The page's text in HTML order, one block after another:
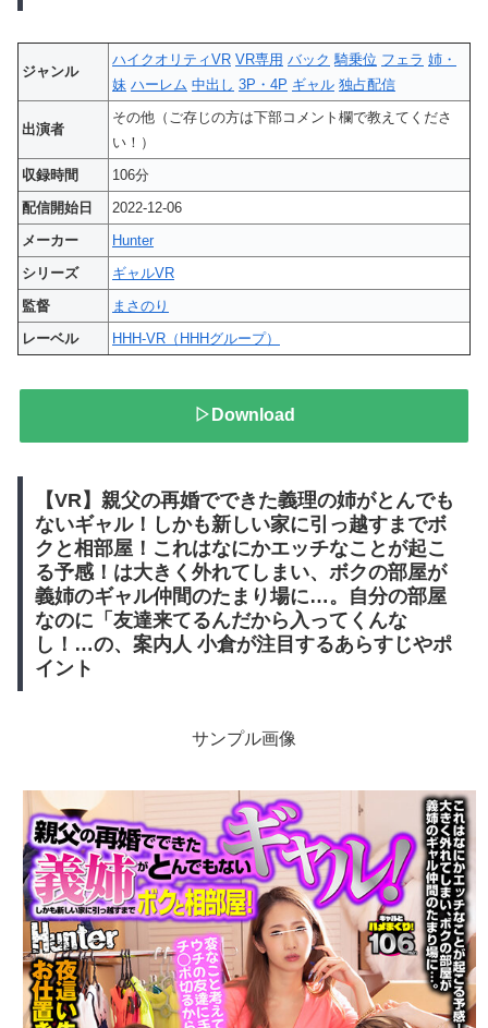
ジャンル
ハイクオリティVR VR専用 バック 騎乗位 フェラ 姉・
妹 ハーレム 中出し 3P・4P ギャル 独占配信
出演者
その他（ご存じの方は下部コメント欄で教えてくださ
い！）
収録時間
106分
配信開始日
2022-12-06
メーカー
Hunter
シリーズ
ギャルVR
監督
まさのり
レーベル
HHH-VR（HHHグループ）
▷Download
【VR】親父の再婚でできた義理の姉がとんでも
ないギャル！しかも新しい家に引っ越すまでボ
クと相部屋！これはなにかエッチなことが起こ
る予感！は大きく外れてしまい、ボクの部屋が
義姉のギャル仲間のたまり場に…。自分の部屋
なのに「友達来てるんだから入ってくんな
し！…の、案内人 小倉が注目するあらすじやポ
イント
サンプル画像